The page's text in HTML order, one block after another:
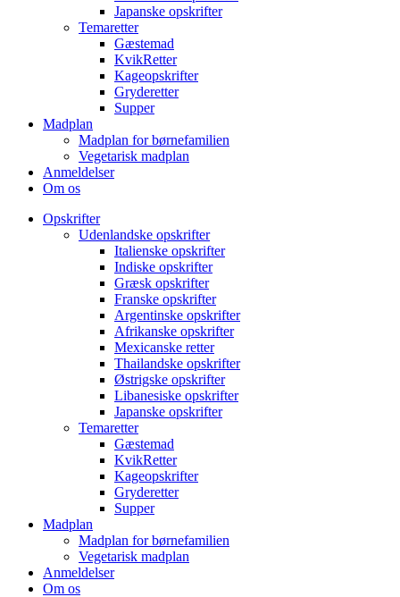
Japanske opskrifter
Temaretter
Gæstemad
KvikRetter
Kageopskrifter
Gryderetter
Supper
Madplan
Madplan for børnefamilien
Vegetarisk madplan
Anmeldelser
Om os
Opskrifter
Udenlandske opskrifter
Italienske opskrifter
Indiske opskrifter
Græsk opskrifter
Franske opskrifter
Argentinske opskrifter
Afrikanske opskrifter
Mexicanske retter
Thailandske opskrifter
Østrigske opskrifter
Libanesiske opskrifter
Japanske opskrifter
Temaretter
Gæstemad
KvikRetter
Kageopskrifter
Gryderetter
Supper
Madplan
Madplan for børnefamilien
Vegetarisk madplan
Anmeldelser
Om os